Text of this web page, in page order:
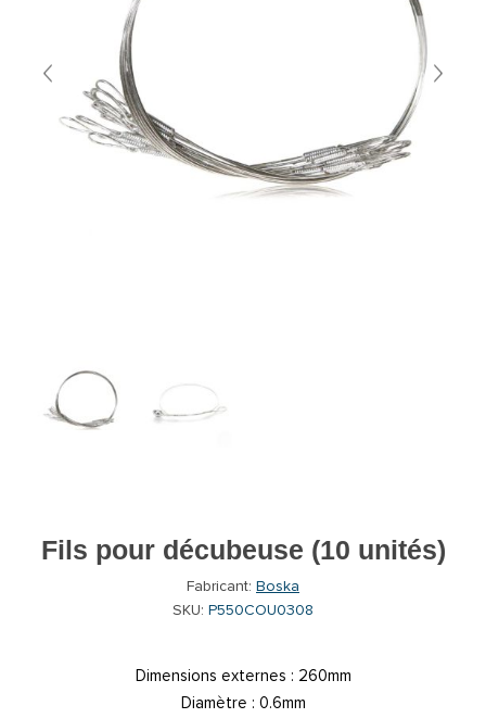
Fils pour décubeuse (10 unités)
Fabricant: Boska
SKU: P550COU0308
Dimensions externes : 260mm
Diamètre : 0.6mm